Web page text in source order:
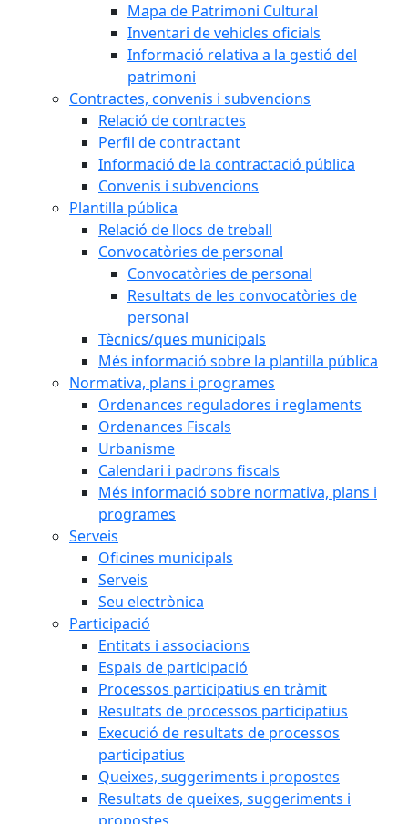
Mapa de Patrimoni Cultural
Inventari de vehicles oficials
Informació relativa a la gestió del
patrimoni
Contractes, convenis i subvencions
Relació de contractes
Perfil de contractant
Informació de la contractació pública
Convenis i subvencions
Plantilla pública
Relació de llocs de treball
Convocatòries de personal
Convocatòries de personal
Resultats de les convocatòries de
personal
Tècnics/ques municipals
Més informació sobre la plantilla pública
Normativa, plans i programes
Ordenances reguladores i reglaments
Ordenances Fiscals
Urbanisme
Calendari i padrons fiscals
Més informació sobre normativa, plans i
programes
Serveis
Oficines municipals
Serveis
Seu electrònica
Participació
Entitats i associacions
Espais de participació
Processos participatius en tràmit
Resultats de processos participatius
Execució de resultats de processos
participatius
Queixes, suggeriments i propostes
Resultats de queixes, suggeriments i